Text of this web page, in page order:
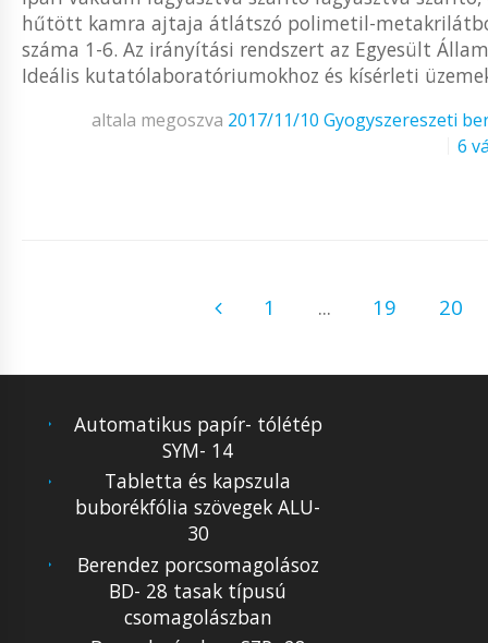
hűtött kamra ajtaja átlátszó polimetil-
száma 1-6. Az irányítási rendszert az Egyesült
Ideális kutatólaboratóriumokhoz és kísérleti
altala megoszva 2017/11/10 Gyogyszereszeti
6
1 ... 19 20
Automatikus papír- tólétép
SYM- 14
Tabletta és kapszula
buborékfólia szövegek ALU-
30
Berendez porcsomagolásoz
BD- 28 tasak típusú
csomagolászban